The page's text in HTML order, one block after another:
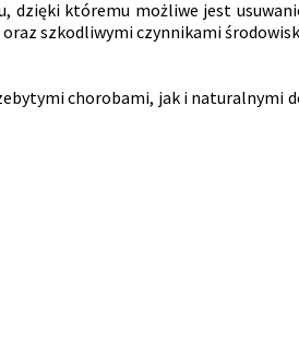
któremu możliwe jest
szkodliwymi czynnikami
chorobami, jak i naturalnymi